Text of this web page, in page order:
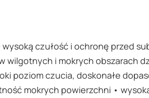
czułość i ochronę przed
i mokrych obszarach
poziom czucia, doskonałe
mokrych powierzchni •